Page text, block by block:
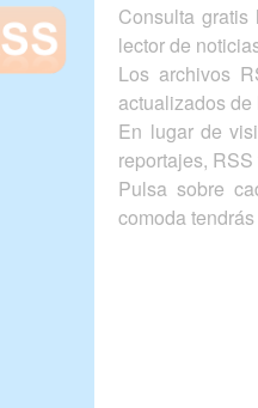
Consulta
lector de
Los archivos
actualizados
En lugar de
reportajes,
Pulsa sobre
comoda